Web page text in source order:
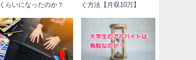
くらいになったのか？
ぐ方法【月収10万】